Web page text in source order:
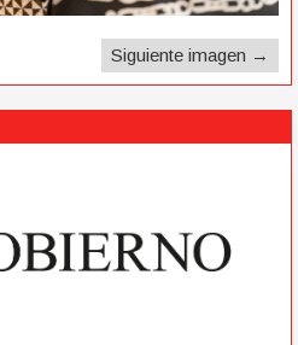
Siguiente imagen →